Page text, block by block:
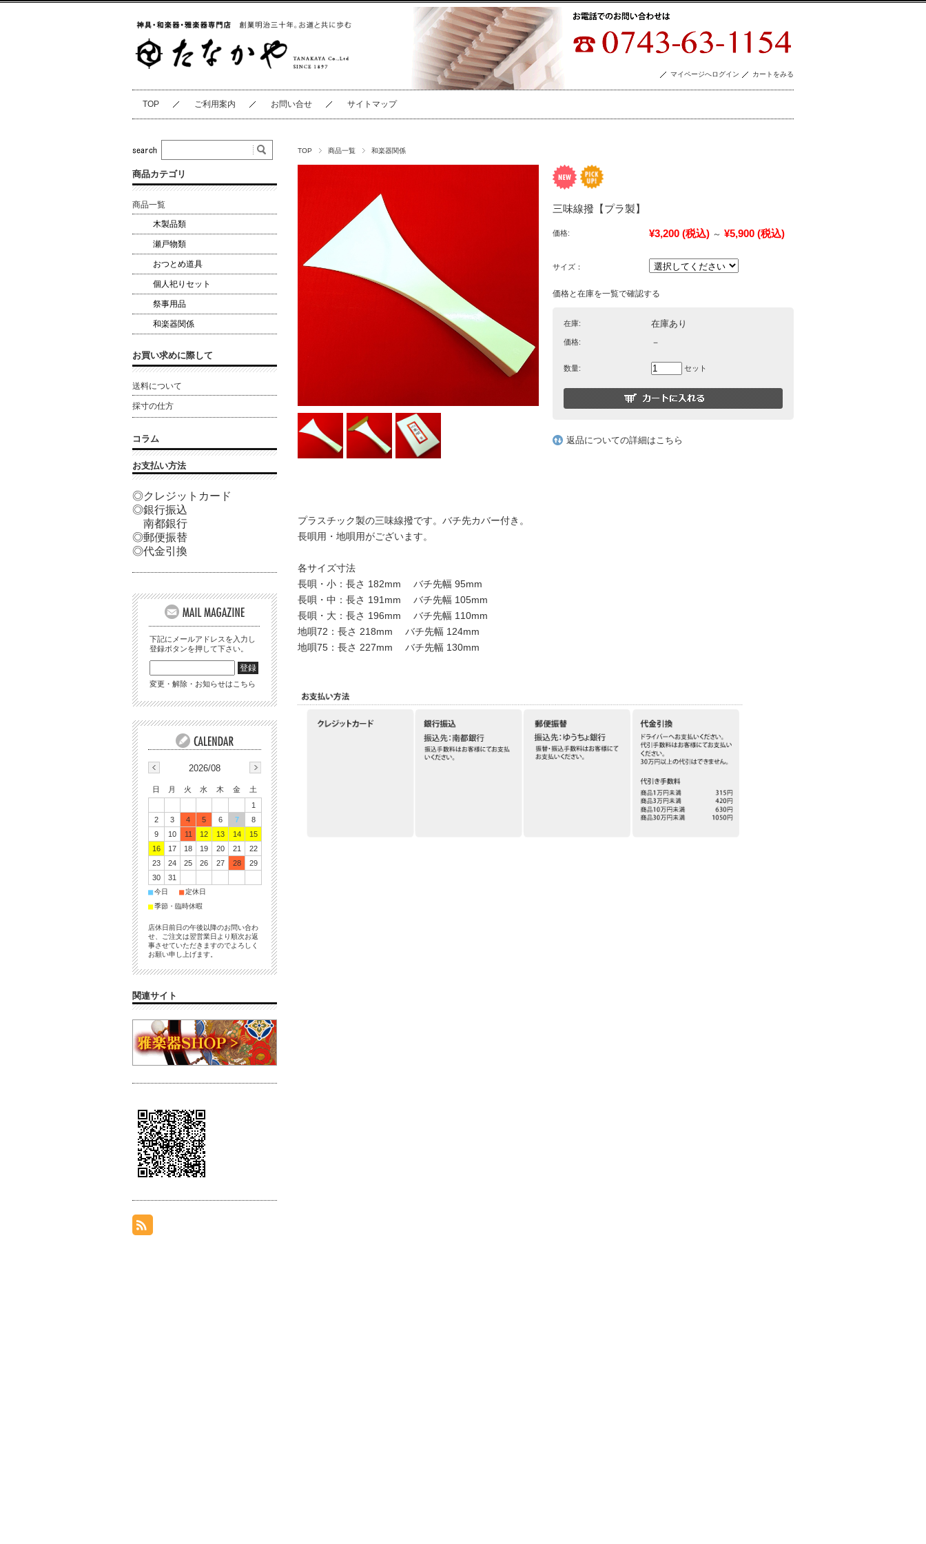
マイページへログイン カートをみる
TOP ご利用案内 お問い合せ サイトマップ
TOP 商品一覧 和楽器関係
三味線撥【プラ製】
価格: ¥3,200 (税込) ～ ¥5,900 (税込)
サイズ：
価格と在庫を一覧で確認する
在庫: 在庫あり
価格: －
数量: セット
返品についての詳細はこちら
プラスチック製の三味線撥です。バチ先カバー付き。
長唄用・地唄用がございます。
各サイズ寸法
長唄・小：長さ 182mm バチ先幅 95mm
長唄・中：長さ 191mm バチ先幅 105mm
長唄・大：長さ 196mm バチ先幅 110mm
地唄72：長さ 218mm バチ先幅 124mm
地唄75：長さ 227mm バチ先幅 130mm
商品カテゴリ
商品一覧
木製品類
瀬戸物類
おつとめ道具
個人祀りセット
祭事用品
和楽器関係
お買い求めに際して
送料について
採寸の仕方
コラム
お支払い方法
◎クレジットカード
◎銀行振込
南都銀行
◎郵便振替
◎代金引換
下記にメールアドレスを入力し
登録ボタンを押して下さい。
変更・解除・お知らせはこちら
2026/08
日 月 火 水 木 金
土
1
2
3 4 5 6 7
8
9
10 11 12 13 14
15
16
17 18 19 20 21
22
23
24 25 26 27 28
29
30
31
■今日 ■定休日
■季節・臨時休暇
店休日前日の午後以降のお問い合わ
せ、ご注文は翌営業日より順次お返
事させていただきますのでよろしく
お願い申し上げます。
関連サイト